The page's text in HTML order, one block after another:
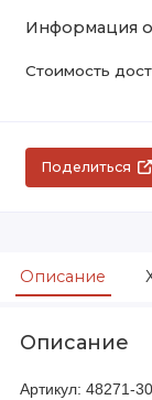
Информация о
Стоимость
Поделиться
Описание
Описание
Артикул: 48271-